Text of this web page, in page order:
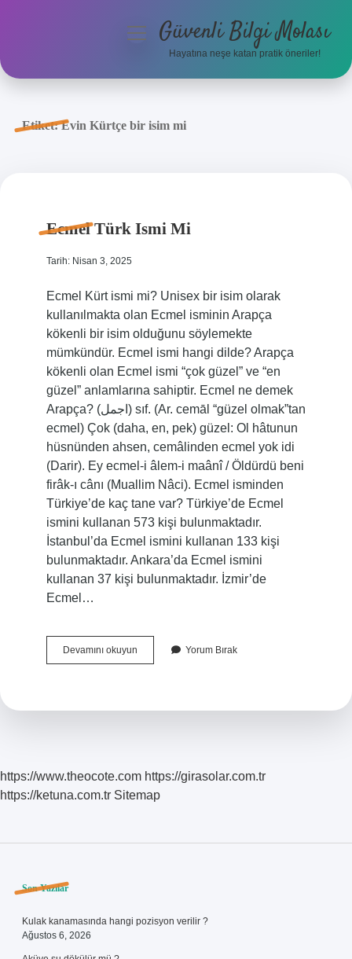
Anasayfa
menüyüGüvenli Bilgi Molası
Hayatına neşe katan pratik öneriler!
Etiket:Evin Kürtçe bir isim mi
Ecmel Türk Ismi Mi
Tarih: Nisan 3, 2025
Ecmel Kürt ismi mi? Unisex bir isim olarak
kullanılmakta olan Ecmel isminin Arapça
kökenli bir isim olduğunu söylemekte
mümkündür. Ecmel ismi hangi dilde? Arapça
kökenli olan Ecmel ismi “çok güzel” ve “en
güzel” anlamlarına sahiptir. Ecmel ne demek
Arapça? (ﺍﺟﻤﻞ) sıf. (Ar. cemāl “güzel olmak”tan
ecmel) Çok (daha, en, pek) güzel: Ol hâtunun
hüsnünden ahsen, cemâlinden ecmel yok idi
(Darir). Ey ecmel-i âlem-i maânî / Öldürdü beni
firâk-ı cânı (Muallim Nâci). Ecmel isminden
Türkiye’de kaç tane var? Türkiye’de Ecmel
ismini kullanan 573 kişi bulunmaktadır.
İstanbul’da Ecmel ismini kullanan 133 kişi
bulunmaktadır. Ankara’da Ecmel ismini
kullanan 37 kişi bulunmaktadır. İzmir’de
Ecmel…
Devamını okuyunEcmel
Türk
Yorum Bırak
https://www.theocote.com https://girasolar.com.tr
https://ketuna.com.tr Sitemap
Sidebar
Son Yazılar
Kulak kanamasında hangi pozisyon verilir ?
Ağustos 6, 2026